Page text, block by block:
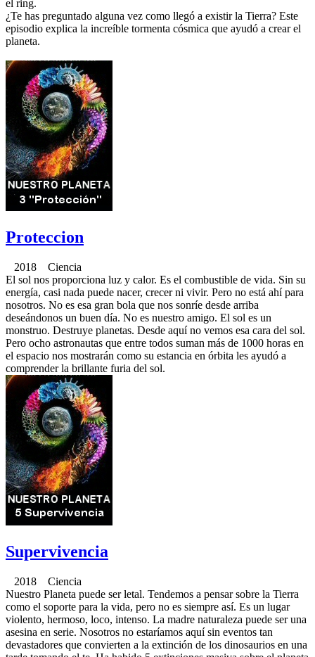
el ring.
¿Te has preguntado alguna vez como llegó a existir la Tierra? Este
episodio explica la increíble tormenta cósmica que ayudó a crear el
planeta.
Proteccion
2018 Ciencia
El sol nos proporciona luz y calor. Es el combustible de vida. Sin su
energía, casi nada puede nacer, crecer ni vivir. Pero no está ahí para
nosotros. No es esa gran bola que nos sonríe desde arriba
deseándonos un buen día. No es nuestro amigo. El sol es un
monstruo. Destruye planetas. Desde aquí no vemos esa cara del sol.
Pero ocho astronautas que entre todos suman más de 1000 horas en
el espacio nos mostrarán como su estancia en órbita les ayudó a
comprender la brillante furia del sol.
Supervivencia
2018 Ciencia
Nuestro Planeta puede ser letal. Tendemos a pensar sobre la Tierra
como el soporte para la vida, pero no es siempre así. Es un lugar
violento, hermoso, loco, intenso. La madre naturaleza puede ser una
asesina en serie. Nosotros no estaríamos aquí sin eventos tan
devastadores que convierten a la extinción de los dinosaurios en una